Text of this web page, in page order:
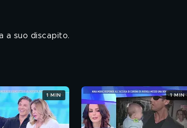
a suo discapito.
1 MIN 1 MIN